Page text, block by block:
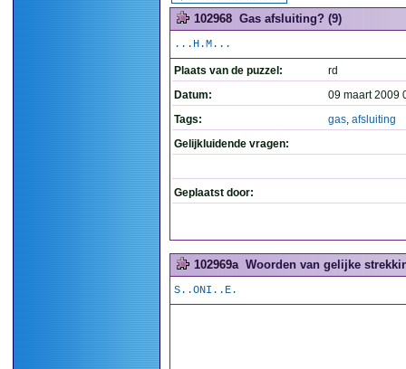
102968 Gas afsluiting? (9)
...H.M...
Plaats van de puzzel:
rd
Datum:
09 maart 2009
Tags:
gas, afsluiting
Gelijkluidende vragen:
Geplaatst door:
102969a Woorden van gelijke
S..ONI..E.